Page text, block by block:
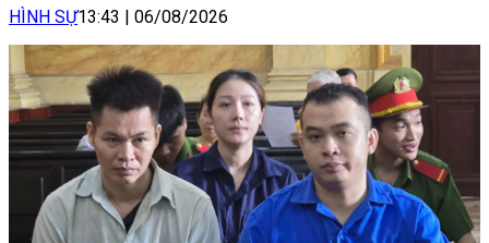
HÌNH SỰ13:43 | 06/08/2026